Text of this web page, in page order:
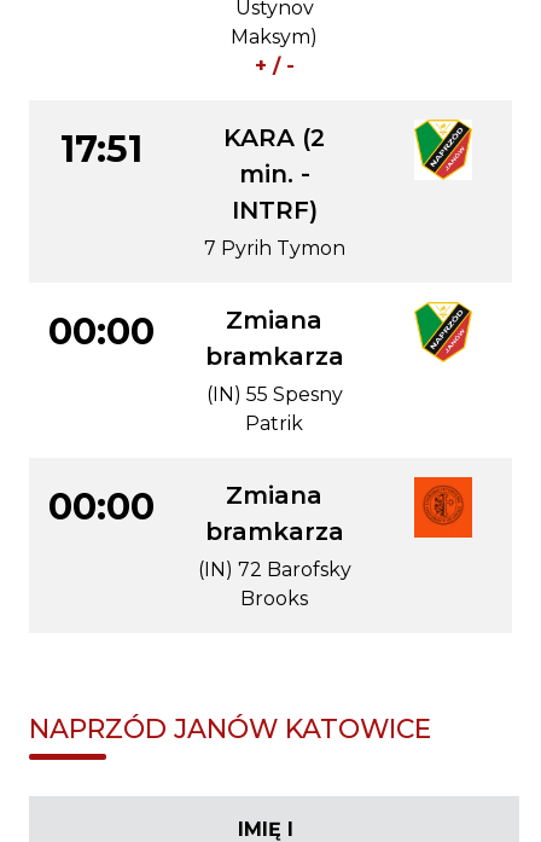
Ustynov
Maksym)
+ / -
17:51
KARA (2
min. -
INTRF)
7 Pyrih Tymon
00:00
Zmiana
bramkarza
(IN) 55 Spesny
Patrik
00:00
Zmiana
bramkarza
(IN) 72 Barofsky
Brooks
NAPRZÓD JANÓW KATOWICE
IMIĘ I